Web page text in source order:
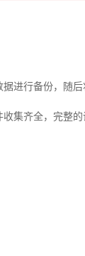
进行备份，随
集齐全，完整的